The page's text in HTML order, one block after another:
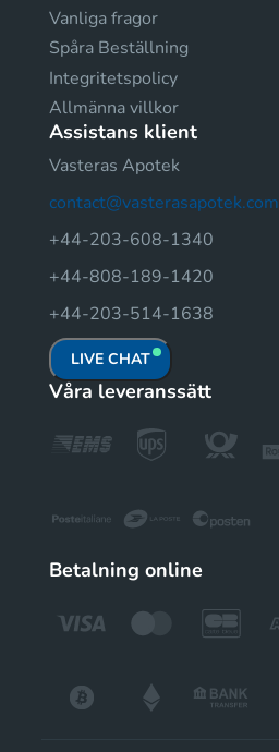
Vanliga fragor
Spåra Beställning
Integritetspolicy
Allmänna villkor
Assistans klient
Vasteras Apotek
contact@vasterasapotek.com
+44-203-608-1340
+44-808-189-1420
+44-203-514-1638
LIVE CHAT
Våra leveranssätt
Betalning online